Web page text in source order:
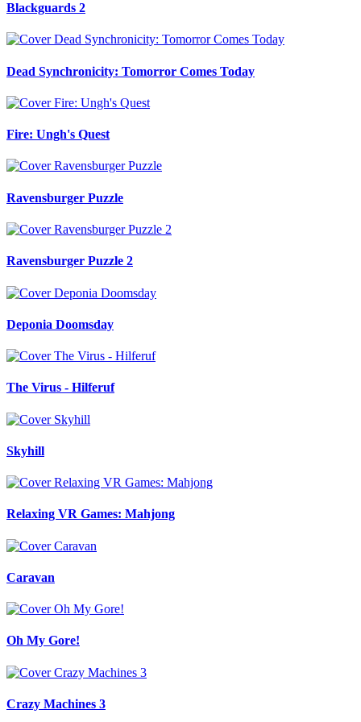
Blackguards 2
Dead Synchronicity: Tomorror Comes Today
Fire: Ungh's Quest
Ravensburger Puzzle
Ravensburger Puzzle 2
Deponia Doomsday
The Virus - Hilferuf
Skyhill
Relaxing VR Games: Mahjong
Caravan
Oh My Gore!
Crazy Machines 3